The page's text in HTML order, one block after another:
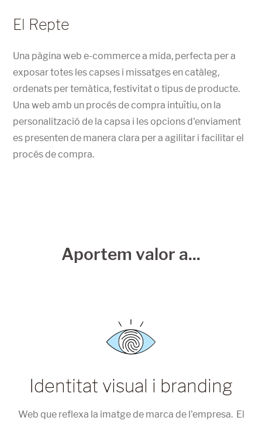
El Repte
Una pàgina web e-commerce a mida, perfecta per a
exposar totes les capses i missatges en catàleg,
ordenats per temàtica, festivitat o tipus de producte.
Una web amb un procés de compra intuïtiu, on la
personalització de la capsa i les opcions d'enviament
es presenten de manera clara per a agilitar i facilitar el
procés de compra.
Aportem valor a...
Identitat visual i branding
Web que reflexa la imatge de marca de l'empresa. El